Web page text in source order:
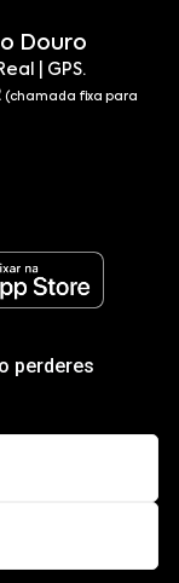
Douro
| GPS.
(chamada fixa para
perderes